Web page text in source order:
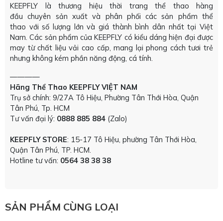
KEEPFLY là thương hiệu thời trang thể thao hàng
đầu chuyên sản xuất và phân phối các sản phẩm thể
thao với số lượng lớn và giá thành bình dân nhất tại Việt
Nam. Các sản phẩm của KEEPFLY có kiểu dáng hiện đại được
may từ chất liệu vải cao cấp, mang lại phong cách tươi trẻ
nhưng không kém phần năng động, cá tính.
————
Hãng Thể Thao KEEPFLY VIỆT NAM
Trụ sở chính: 9/27A Tô Hiệu, Phường Tân Thới Hòa, Quận
Tân Phú, Tp. HCM
Tư vấn đại lý: 0888 885 884 (Zalo)
KEEPFLY STORE: 15-17 Tô Hiệu, phường Tân Thới Hòa,
Quận Tân Phú, TP. HCM.
Hotline tư vấn: 0564 38 38 38
SẢN PHẨM CÙNG LOẠI